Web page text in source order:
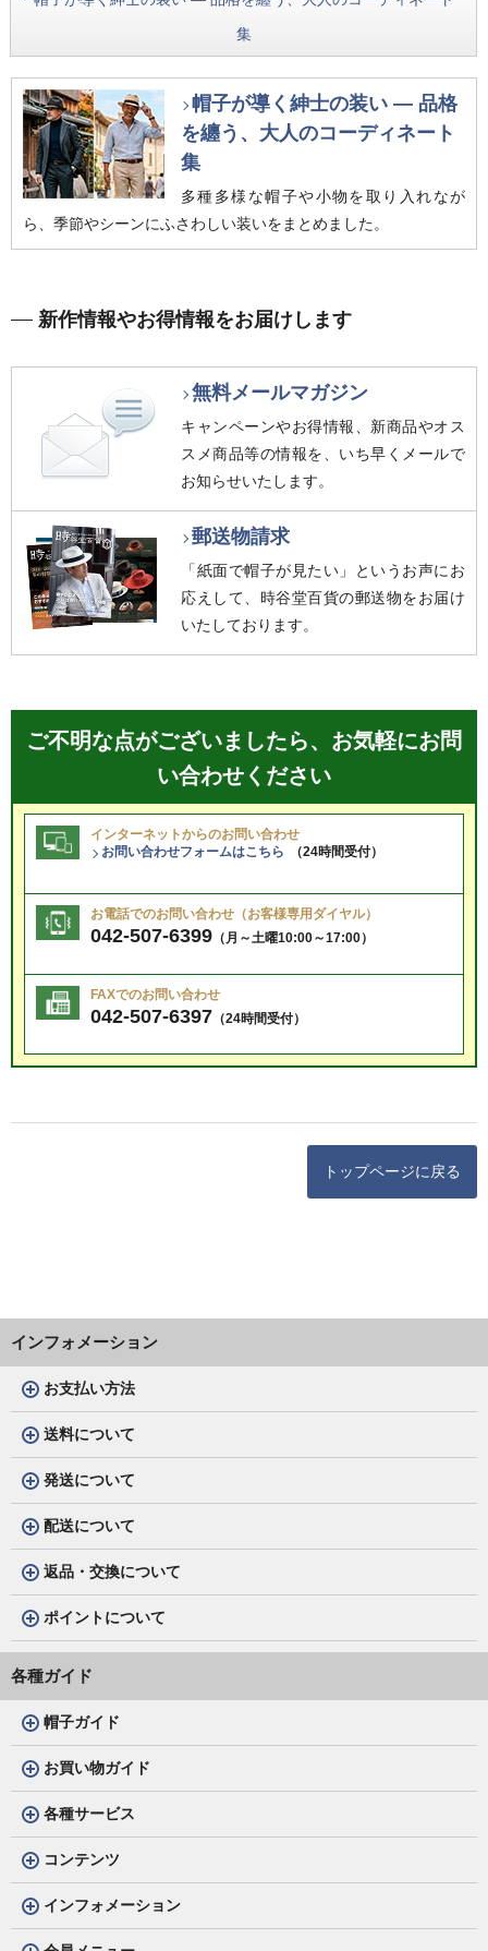
集
帽子が導く紳士の装い ― 品格
を纏う、大人のコーディネート
集
多種多様な帽子や小物を取り入れなが
ら、季節やシーンにふさわしい装いをまとめました。
新作情報やお得情報をお届けします
無料メールマガジン
キャンペーンやお得情報、新商品やオス
スメ商品等の情報を、いち早くメールで
お知らせいたします。
郵送物請求
「紙面で帽子が見たい」というお声にお
応えして、時谷堂百貨の郵送物をお届け
いたしております。
ご不明な点がございましたら、お気軽にお問
い合わせください
インターネットからのお問い合わせ
お問い合わせフォームはこちら
（24時間受付）
お電話でのお問い合わせ（お客様専用ダイヤル）
042-507-6399 （月～土曜10:00～17:00）
FAXでのお問い合わせ
042-507-6397 （24時間受付）
トップページに戻る
インフォメーション
お支払い方法
送料について
発送について
配送について
返品・交換について
ポイントについて
各種ガイド
帽子ガイド
お買い物ガイド
各種サービス
コンテンツ
インフォメーション